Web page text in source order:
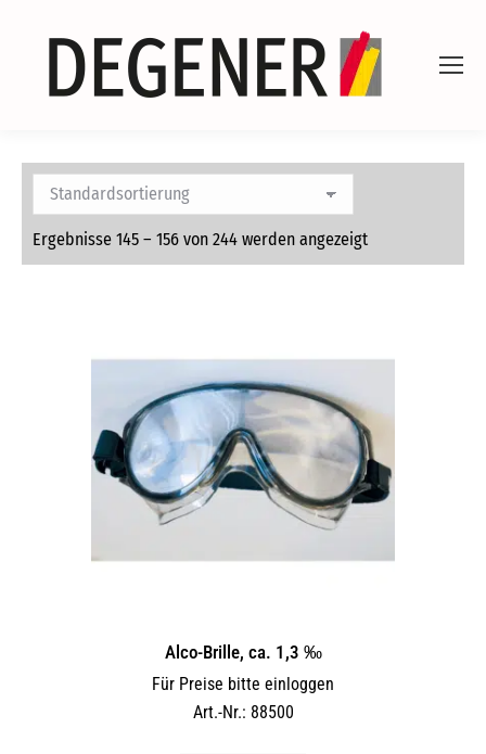
Ergebnisse 145 – 156 von 244 werden angezeigt
Alco-Brille, ca. 1,3 ‰
Für Preise bitte einloggen
Art.-Nr.: 88500